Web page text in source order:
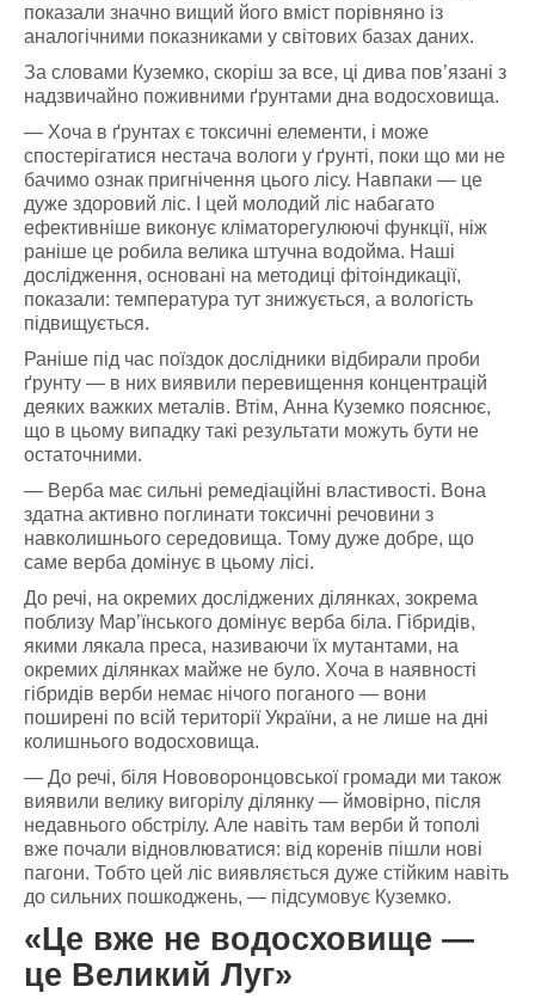
показали значно вищий його вміст порівняно із
аналогічними показниками у світових базах даних.
За словами Куземко, скоріш за все, ці дива пов’язані з
надзвичайно поживними ґрунтами дна водосховища.
— Хоча в ґрунтах є токсичні елементи, і може
спостерігатися нестача вологи у ґрунті, поки що ми не
бачимо ознак пригнічення цього лісу. Навпаки — це
дуже здоровий ліс. І цей молодий ліс набагато
ефективніше виконує кліматорегулюючі функції, ніж
раніше це робила велика штучна водойма. Наші
дослідження, основані на методиці фітоіндикації,
показали: температура тут знижується, а вологість
підвищується.
Раніше під час поїздок дослідники відбирали проби
ґрунту — в них виявили перевищення концентрацій
деяких важких металів. Втім, Анна Куземко пояснює,
що в цьому випадку такі результати можуть бути не
остаточними.
— Верба має сильні ремедіаційні властивості. Вона
здатна активно поглинати токсичні речовини з
навколишнього середовища. Тому дуже добре, що
саме верба домінує в цьому лісі.
До речі, на окремих досліджених ділянках, зокрема
поблизу Марʼїнського домінує верба біла. Гібридів,
якими лякала преса, називаючи їх мутантами, на
окремих ділянках майже не було. Хоча в наявності
гібридів верби немає нічого поганого — вони
поширені по всій території України, а не лише на дні
колишнього водосховища.
— До речі, біля Нововоронцовської громади ми також
виявили велику вигорілу ділянку — ймовірно, після
недавнього обстрілу. Але навіть там верби й тополі
вже почали відновлюватися: від коренів пішли нові
пагони. Тобто цей ліс виявляється дуже стійким навіть
до сильних пошкоджень, — підсумовує Куземко.
«Це вже не водосховище —
це Великий Луг»